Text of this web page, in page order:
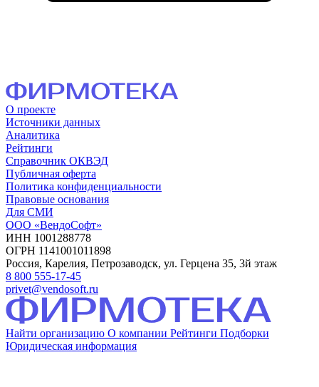
О проекте
Источники данных
Аналитика
Рейтинги
Справочник ОКВЭД
Публичная оферта
Политика конфиденциальности
Правовые основания
Для СМИ
ООО «ВендоСофт»
ИНН 1001288778
ОГРН 1141001011898
Россия, Карелия, Петрозаводск, ул. Герцена 35, 3й этаж
8 800 555-17-45
privet@vendosoft.ru
Найти организацию О компании Рейтинги Подборки
Юридическая информация